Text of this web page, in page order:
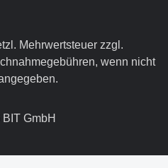
Mehrwertsteuer zzgl.
wenn nicht
GmbH